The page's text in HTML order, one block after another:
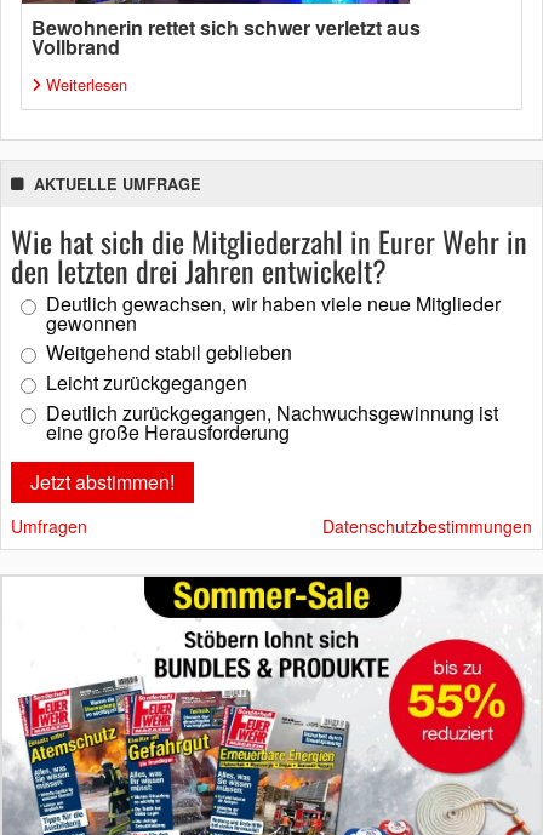
Bewohnerin rettet sich schwer verletzt aus
Vollbrand
Weiterlesen
AKTUELLE UMFRAGE
Wie hat sich die Mitgliederzahl in Eurer Wehr in
den letzten drei Jahren entwickelt?
Deutlich gewachsen, wir haben viele neue Mitglieder
gewonnen
Weitgehend stabil geblieben
Leicht zurückgegangen
Deutlich zurückgegangen, Nachwuchsgewinnung ist
eine große Herausforderung
Umfragen Datenschutzbestimmungen